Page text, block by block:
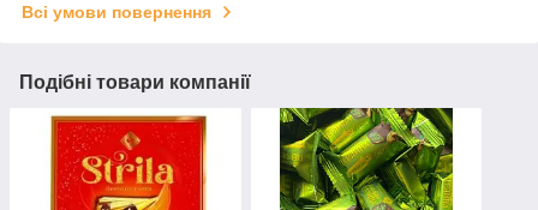
Всі умови повернення
Подібні товари компанії